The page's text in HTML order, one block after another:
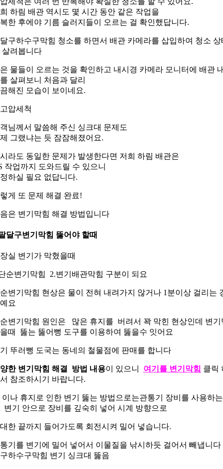
하림 배관 역시도 몇 시간 동안 같은 작업을
한 후에야 기름 슬러지들이 오르는 걸 확인했답니다.
구하수구막힘 청소를 하면서 배관 카메라를 삽입하여 청소 상
살려봅니다
물들이 오르는 것을 확인하고 내시경 카메라 모니터에 배관
살펴보니 처음과 달리
해진 모습이 보이네요.
님께서 말씀해 주신 싱크대 문제도
그랬냐는 듯 잠잠해졌어요.
라도 동일한 문제가 발생한다면 저희 하림 배관은
작업까지 도와드릴 수 있으니
하실 필요 없답니다.
게 또 문제 해결 완료!
은 변기막힘 해결 방법입니다
달구변기막힘 뚫어야 할때
실 변기가 막혔을때
순변기막힘 2.변기배관막힘 구분이 되요
변기막힘 현상은 물이 전혀 내려가지 않거나 1분이상 걸리는
요
변기막힘 원인은 많은 휴지를 버려서 꽉 막힌 현상인데 변기
때 뚫는 뚫어뻥 도구를 이용하여 뚫을수 잇어요
뚜러뻥 도국는 동네의 철물점에 판매를 합니다
한 변기막힘 해결 방법 내용이 있으니 여기를 변기막힘 클릭
참조하시기 바랍니다.
이나 휴지로 인한 변기 뚫는 방법으로는관통기 장비를 사용하는
변기 안으로 장비를 깊숙히 넣어 시계 방향으로
한 끝까지 들어가도록 회전시켜 밀어 넣습니다.
기를 변기에 밀어 넣어서 이물질을 낚시하듯 걸어서 빼냅니다
하수구막힘 변기 싱크대 뚫음